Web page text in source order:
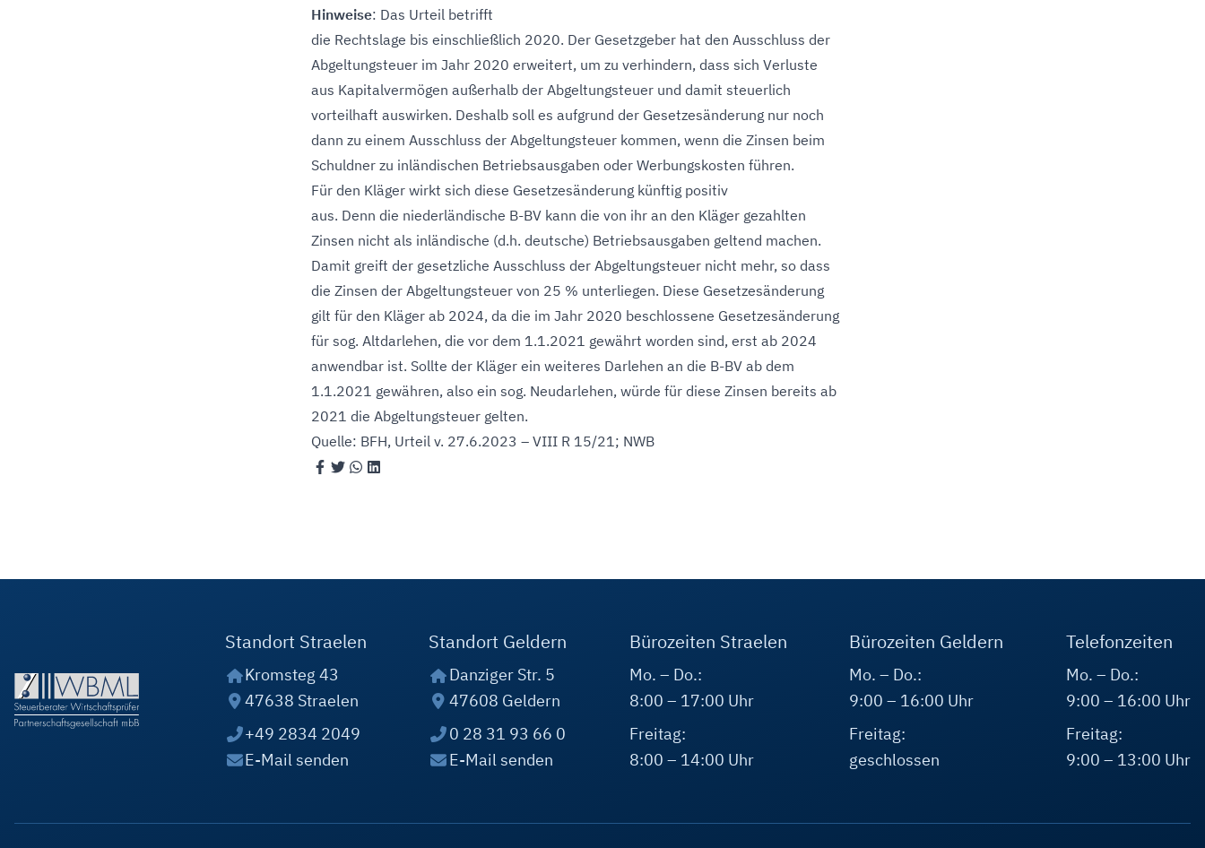
Hinweise: Das Urteil betrifft
die Rechtslage bis einschließlich 2020. Der Gesetzgeber hat den Ausschluss der
Abgeltungsteuer im Jahr 2020 erweitert, um zu verhindern, dass sich Verluste
aus Kapitalvermögen außerhalb der Abgeltungsteuer und damit steuerlich
vorteilhaft auswirken. Deshalb soll es aufgrund der Gesetzesänderung nur noch
dann zu einem Ausschluss der Abgeltungsteuer kommen, wenn die Zinsen beim
Schuldner zu inländischen Betriebsausgaben oder Werbungskosten führen.
Für den Kläger wirkt sich diese Gesetzesänderung künftig positiv
aus. Denn die niederländische B-BV kann die von ihr an den Kläger gezahlten
Zinsen nicht als inländische (d.h. deutsche) Betriebsausgaben geltend machen.
Damit greift der gesetzliche Ausschluss der Abgeltungsteuer nicht mehr, so dass
die Zinsen der Abgeltungsteuer von 25 % unterliegen. Diese Gesetzesänderung
gilt für den Kläger ab 2024, da die im Jahr 2020 beschlossene Gesetzesänderung
für sog. Altdarlehen, die vor dem 1.1.2021 gewährt worden sind, erst ab 2024
anwendbar ist. Sollte der Kläger ein weiteres Darlehen an die B-BV ab dem
1.1.2021 gewähren, also ein sog. Neudarlehen, würde für diese Zinsen bereits ab
2021 die Abgeltungsteuer gelten.
Quelle: BFH, Urteil v. 27.6.2023 – VIII R 15/21; NWB
Standort Straelen
Kromsteg 43
47638 Straelen
+49 2834 2049
E-Mail senden
Standort Geldern
Danziger Str. 5
47608 Geldern
0 28 31 93 66 0
E-Mail senden
Bürozeiten Straelen
Mo. – Do.:
8:00 – 17:00 Uhr
Freitag:
8:00 – 14:00 Uhr
Bürozeiten Geldern
Mo. – Do.:
9:00 – 16:00 Uhr
Freitag:
geschlossen
Telefonzeiten
Mo. – Do.:
9:00 – 16:00 Uhr
Freitag:
9:00 – 13:00 Uhr